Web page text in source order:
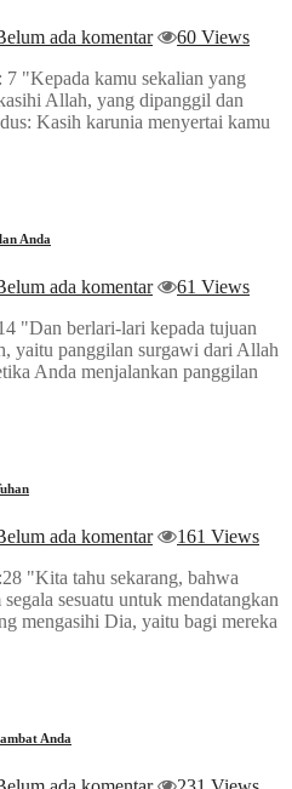
ada komentar
60 Views
"Kepada kamu sekalian yang
Allah, yang dipanggil dan
Kasih karunia menyertai kamu
Anda
ada komentar
61 Views
"Dan berlari-lari kepada tujuan
yaitu panggilan surgawi dari Allah
Anda menjalankan panggilan
ada komentar
161 Views
"Kita tahu sekarang, bahwa
sesuatu untuk mendatangkan
mengasihi Dia, yaitu bagi mereka
Anda